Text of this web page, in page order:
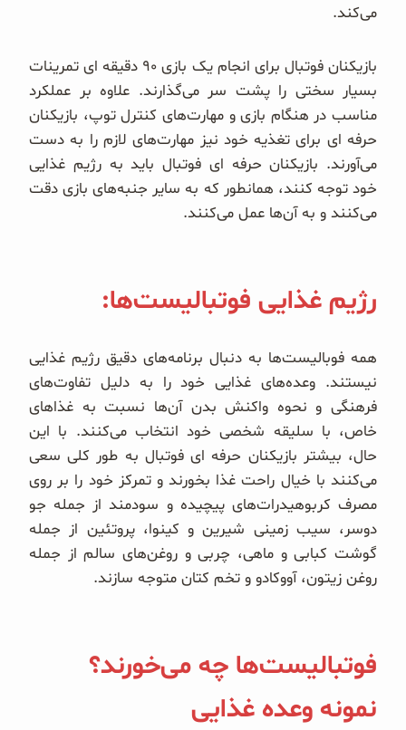
می‌کند.
بازیکنان فوتبال برای انجام یک بازی ۹۰ دقیقه ای تمرینات
بسیار سختی را پشت سر می‌گذارند. علاوه بر عملکرد
مناسب در هنگام بازی و مهارت‌های کنترل توپ، بازیکنان
حرفه ای برای تغذیه خود نیز مهارت‌های لازم را به دست
می‌آورند. بازیکنان حرفه ای فوتبال باید به رژیم غذایی
خود توجه کنند، همانطور که به سایر جنبه‌های بازی دقت
می‌کنند و به آن‌ها عمل می‌کنند.
رژیم غذایی فوتبالیست‌ها:
همه فوبالیست‌ها به دنبال برنامه‌های دقیق رژیم غذایی
نیستند. وعده‌های غذایی خود را به دلیل تفاوت‌های
فرهنگی و نحوه واکنش بدن آن‌ها نسبت به غذاهای
خاص، با سلیقه شخصی خود انتخاب می‌کنند. با این
حال، بیشتر بازیکنان حرفه ای فوتبال به طور کلی سعی
می‌کنند با خیال راحت غذا بخورند و تمرکز خود را بر روی
مصرف کربوهیدرات‌های پیچیده و سودمند از جمله جو
دوسر، سیب زمینی شیرین و کینوا، پروتئین از جمله
گوشت کبابی و ماهی، چربی و روغن‌های سالم از جمله
روغن زیتون، آووکادو و تخم کتان متوجه سازند.
فوتبالیست‌ها چه می‌خورند؟
نمونه وعده غذایی